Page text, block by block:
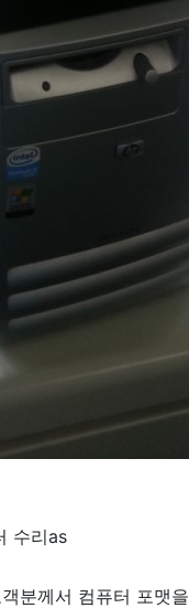
수리as
분께서 컴퓨터 포맷